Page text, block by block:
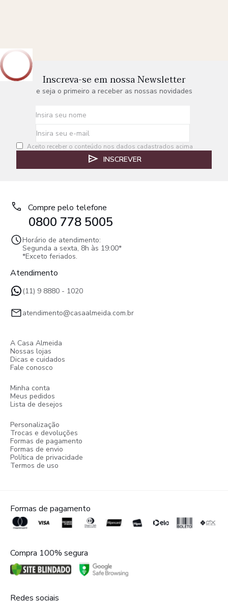
Inscreva-se em nossa Newsletter
e seja o primeiro a receber as nossas novidades
Aceito receber o conteúdo nos dados cadastrados acima
INSCREVER
Compre pelo telefone
0800 778 5005
Horário de atendimento:
Segunda a sexta, 8h às 19:00*
*Exceto feriados.
Atendimento
(11) 9 8880 - 1020
atendimento@casaalmeida.com.br
A Casa Almeida
Nossas lojas
Dicas e cuidados
Fale conosco
Minha conta
Meus pedidos
Lista de desejos
Personalização
Trocas e devoluções
Formas de pagamento
Formas de envio
Política de privacidade
Termos de uso
Formas de pagamento
Compra 100% segura
Redes sociais